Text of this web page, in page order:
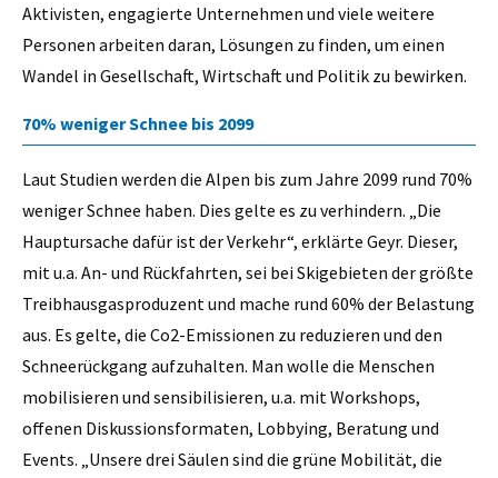
Aktivisten, engagierte Unternehmen und viele weitere
Personen arbeiten daran, Lösungen zu finden, um einen
Wandel in Gesellschaft, Wirtschaft und Politik zu bewirken.
70% weniger Schnee bis 2099
Laut Studien werden die Alpen bis zum Jahre 2099 rund 70%
weniger Schnee haben. Dies gelte es zu verhindern. „Die
Hauptursache dafür ist der Verkehr“, erklärte Geyr. Dieser,
mit u.a. An- und Rückfahrten, sei bei Skigebieten der größte
Treibhausgasproduzent und mache rund 60% der Belastung
aus. Es gelte, die Co2-Emissionen zu reduzieren und den
Schneerückgang aufzuhalten. Man wolle die Menschen
mobilisieren und sensibilisieren, u.a. mit Workshops,
offenen Diskussionsformaten, Lobbying, Beratung und
Events. „Unsere drei Säulen sind die grüne Mobilität, die